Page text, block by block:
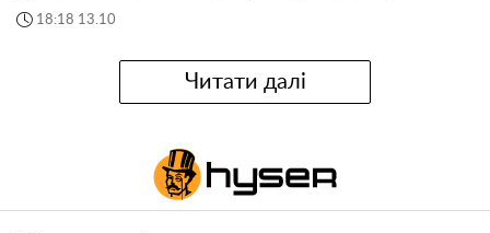
18:18 13.10
Читати далі